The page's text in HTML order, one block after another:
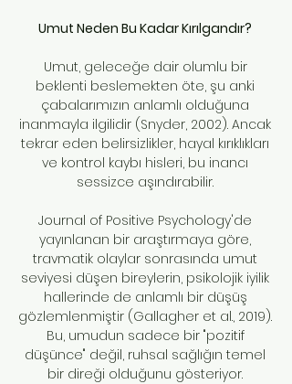
Umut Neden Bu Kadar Kırılgandır?
Umut, geleceğe dair olumlu bir
beklenti beslemekten öte, şu anki
çabalarımızın anlamlı olduğuna
inanmayla ilgilidir (Snyder, 2002). Ancak
tekrar eden belirsizlikler, hayal kırıklıkları
ve kontrol kaybı hisleri, bu inancı
sessizce aşındırabilir.
Journal of Positive Psychology'de
yayınlanan bir araştırmaya göre,
travmatik olaylar sonrasında umut
seviyesi düşen bireylerin, psikolojik iyilik
hallerinde de anlamlı bir düşüş
gözlemlenmiştir (Gallagher et al., 2019).
Bu, umudun sadece bir "pozitif
düşünce" değil, ruhsal sağlığın temel
bir direği olduğunu gösteriyor.